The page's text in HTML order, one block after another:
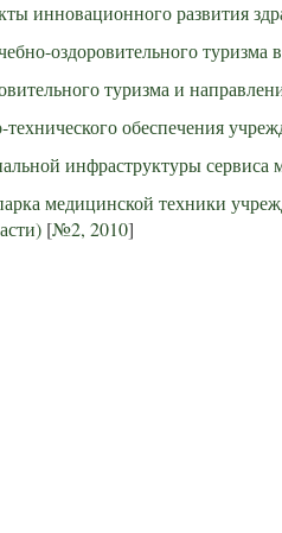
инновационного развития
оздоровительного туризма
туризма и
обеспечения
инфраструктуры сервиса
медицинской техники
[№2, 2010]